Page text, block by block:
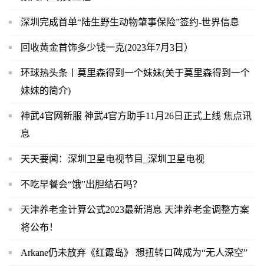
深圳完成首单“陆生野生动物肇事保险”签约-世界信息
回收黄金首饰多少钱一克(2023年7月3日）
环球热头条丨莫里森得到一个妹妹(关于莫里森得到一个
妹妹的简介)
神武4官网新服 神武4官方助手11月26日正式上线 焦点讯
息
天天要闻：深圳卫星电视节目_深圳卫星电视
不吃早餐会“饿”出胆结石吗？
天津养老金计算公式2023最新消息 天津养老金调整方案
将公布！
Arkane仍未放弃《红霞岛》 想扭转口碑成为“无人深空”